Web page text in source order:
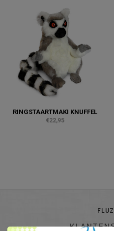
RINGSTAARTMAKI KNUFFEL
€22,95